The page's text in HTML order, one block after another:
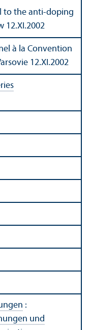
to the anti-doping
12.XI.2002
à la Convention
12.XI.2002
:
und